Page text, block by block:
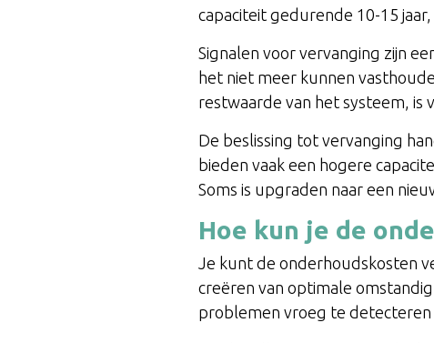
capaciteit gedurende 10-15
Signalen voor vervanging zijn
het niet meer kunnen
restwaarde van het systeem, is
De beslissing tot vervanging
bieden vaak een hogere
Soms is upgraden naar een
Hoe kun je de
Je kunt de onderhoudskosten
creëren van optimale
problemen vroeg te